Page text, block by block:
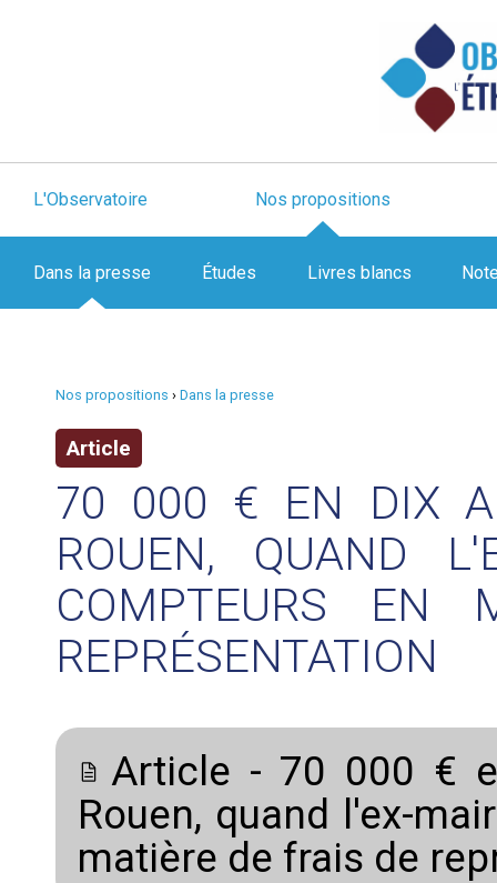
L'Observatoire Nos propositions
Dans la presse Études Livres blancs
Nos propositions › Dans la presse
Article
70 000 € EN DIX
ROUEN, QUAND
COMPTEURS EN
REPRÉSENTATION
Article - 70 000 €
Rouen, quand l'ex-
matière de frais de